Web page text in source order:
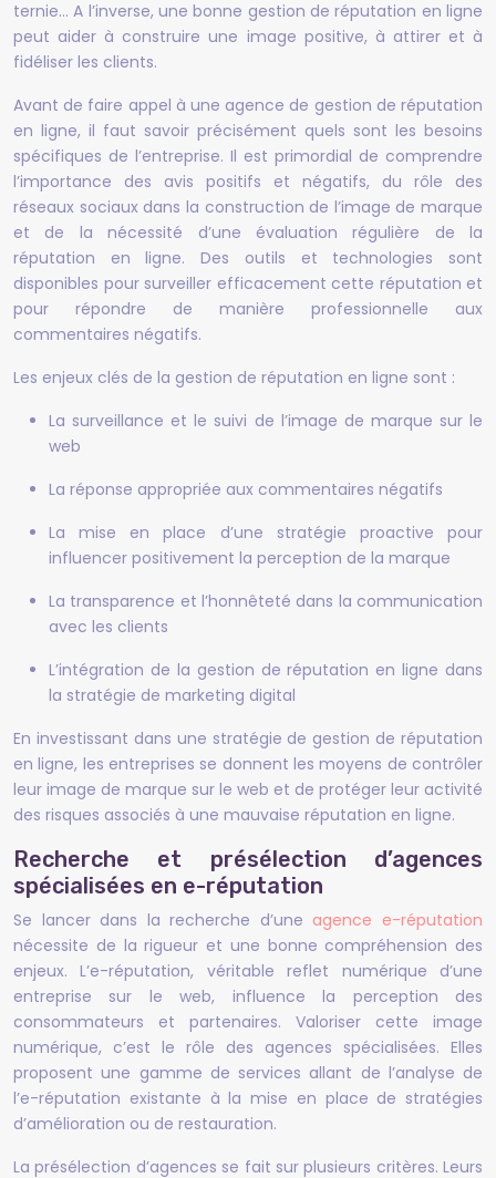
ternie… A l’inverse, une bonne gestion de réputation en ligne
peut aider à construire une image positive, à attirer et à
fidéliser les clients.
Avant de faire appel à une agence de gestion de réputation
en ligne, il faut savoir précisément quels sont les besoins
spécifiques de l’entreprise. Il est primordial de comprendre
l’importance des avis positifs et négatifs, du rôle des
réseaux sociaux dans la construction de l’image de marque
et de la nécessité d’une évaluation régulière de la
réputation en ligne. Des outils et technologies sont
disponibles pour surveiller efficacement cette réputation et
pour répondre de manière professionnelle aux
commentaires négatifs.
Les enjeux clés de la gestion de réputation en ligne sont :
La surveillance et le suivi de l’image de marque sur le
web
La réponse appropriée aux commentaires négatifs
La mise en place d’une stratégie proactive pour
influencer positivement la perception de la marque
La transparence et l’honnêteté dans la communication
avec les clients
L’intégration de la gestion de réputation en ligne dans
la stratégie de marketing digital
En investissant dans une stratégie de gestion de réputation
en ligne, les entreprises se donnent les moyens de contrôler
leur image de marque sur le web et de protéger leur activité
des risques associés à une mauvaise réputation en ligne.
Recherche et présélection d’agences
spécialisées en e-réputation
Se lancer dans la recherche d’une agence e-réputation
nécessite de la rigueur et une bonne compréhension des
enjeux. L’e-réputation, véritable reflet numérique d’une
entreprise sur le web, influence la perception des
consommateurs et partenaires. Valoriser cette image
numérique, c’est le rôle des agences spécialisées. Elles
proposent une gamme de services allant de l’analyse de
l’e-réputation existante à la mise en place de stratégies
d’amélioration ou de restauration.
La présélection d’agences se fait sur plusieurs critères. Leurs